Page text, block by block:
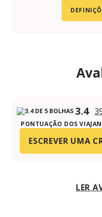
3.4
PONTUAÇÃO DOS
ESCREVER UMA
LER